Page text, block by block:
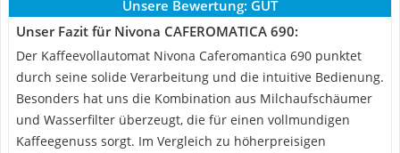
Unsere Bewertung: GUT
Unser Fazit für Nivona CAFEROMATICA 690:
Der Kaffeevollautomat Nivona Caferomantica 690 punktet
durch seine solide Verarbeitung und die intuitive Bedienung.
Besonders hat uns die Kombination aus Milchaufschäumer
und Wasserfilter überzeugt, die für einen vollmundigen
Kaffeegenuss sorgt. Im Vergleich zu höherpreisigen